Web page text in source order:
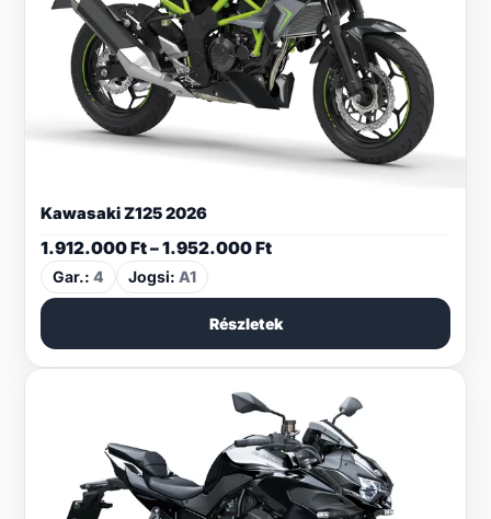
Kawasaki Z125 2026
1.912.000Ft–1.952.000FtÁrtartomány:
-
1.952.000 Ft
Gar.: 4 Jogsi: A1
Részletek